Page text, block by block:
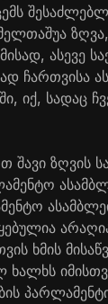
ასევე
ჩართვისა
იქ, სადაც
შავი ზღვის
ხმის